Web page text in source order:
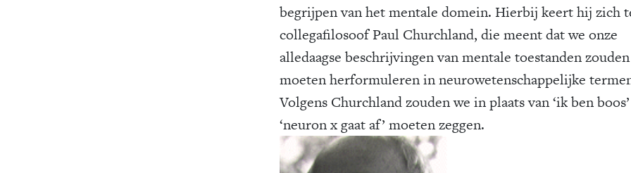
begrijpen van het mentale domein. Hierbij keert hij zich
collegafilosoof Paul Churchland, die meent dat we onze
alledaagse beschrijvingen van mentale toestanden zouden
moeten herformuleren in neurowetenschappelijke
Volgens Churchland zouden we in plaats van ‘ik ben boos’
‘neuron x gaat af’ moeten zeggen.